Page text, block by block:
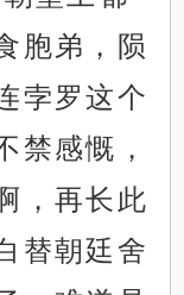
胞弟，陨
孛罗这个
禁感慨，
，再长此
替朝廷舍